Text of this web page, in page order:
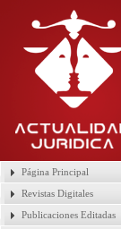
Página Principal
Revistas Digitales
Publicaciones Editadas